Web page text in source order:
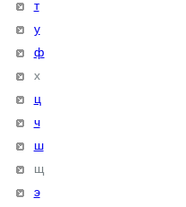
т
у
ф
х
ц
ч
ш
щ
э